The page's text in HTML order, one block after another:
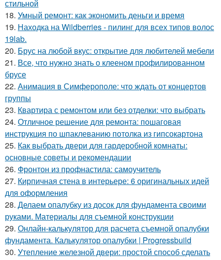
стильной
18. Умный ремонт: как экономить деньги и время
19. Находка на Wildberries - пилинг для всех типов волос
19lab.
20. Брус на любой вкус: открытие для любителей мебели
21. Все, что нужно знать о клееном профилированном
брусе
22. Анимация в Симферополе: что ждать от концертов
группы
23. Квартира с ремонтом или без отделки: что выбрать
24. Отличное решение для ремонта: пошаговая
инструкция по шпаклеванию потолка из гипсокартона
25. Как выбрать двери для гардеробной комнаты:
основные советы и рекомендации
26. Фронтон из профнастила: самоучитель
27. Кирпичная стена в интерьере: 6 оригинальных идей
для оформления
28. Делаем опалубку из досок для фундамента своими
руками. Материалы для съемной конструкции
29. Онлайн-калькулятор для расчета съемной опалубки
фундамента. Калькулятор опалубки | Progressbuild
30. Утепление железной двери: простой способ сделать